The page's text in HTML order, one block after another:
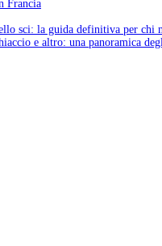
Francia
sci: la guida definitiva per chi
e altro: una panoramica